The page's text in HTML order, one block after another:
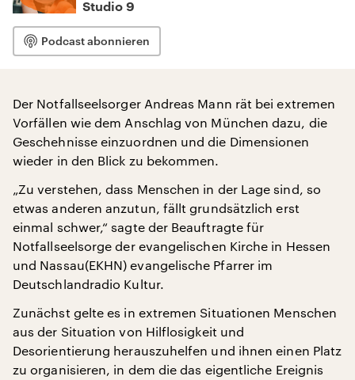
Studio 9
Podcast abonnieren
Der Notfallseelsorger Andreas Mann rät bei extremen
Vorfällen wie dem Anschlag von München dazu, die
Geschehnisse einzuordnen und die Dimensionen
wieder in den Blick zu bekommen.
„Zu verstehen, dass Menschen in der Lage sind, so
etwas anderen anzutun, fällt grundsätzlich erst
einmal schwer,“ sagte der Beauftragte für
Notfallseelsorge der evangelischen Kirche in Hessen
und Nassau(EKHN) evangelische Pfarrer im
Deutschlandradio Kultur.
Zunächst gelte es in extremen Situationen Menschen
aus der Situation von Hilflosigkeit und
Desorientierung herauszuhelfen und ihnen einen Platz
zu organisieren, in dem die das eigentliche Ereignis